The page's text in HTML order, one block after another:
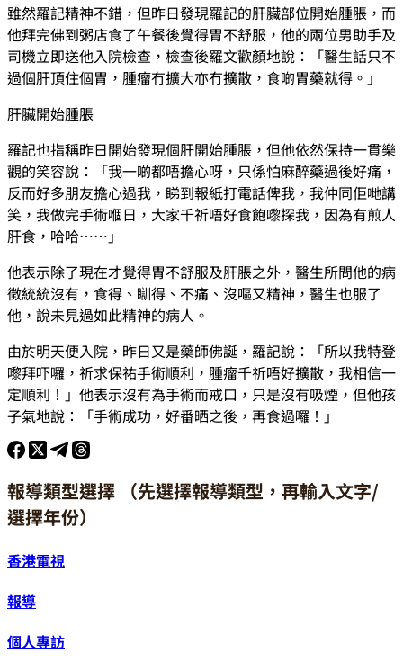
雖然羅記精神不錯，但昨日發現羅記的肝臟部位開始腫脹，而
他拜完佛到粥店食了午餐後覺得胃不舒服，他的兩位男助手及
司機立即送他入院檢查，檢查後羅文歡顏地說：「醫生話只不
過個肝頂住個胃，腫瘤冇擴大亦冇擴散，食啲胃藥就得。」
肝臟開始腫脹
羅記也指稱昨日開始發現個肝開始腫脹，但他依然保持一貫樂
觀的笑容說：「我一啲都唔擔心呀，只係怕麻醉藥過後好痛，
反而好多朋友擔心過我，睇到報紙打電話俾我，我仲同佢哋講
笑，我做完手術嗰日，大家千祈唔好食飽嚟探我，因為有煎人
肝食，哈哈……」
他表示除了現在才覺得胃不舒服及肝脹之外，醫生所問他的病
徵統統沒有，食得、瞓得、不痛、沒嘔又精神，醫生也服了
他，說未見過如此精神的病人。
由於明天便入院，昨日又是藥師佛誕，羅記說：「所以我特登
嚟拜吓囉，祈求保祐手術順利，腫瘤千祈唔好擴散，我相信一
定順利！」他表示沒有為手術而戒口，只是沒有吸煙，但他孩
子氣地說：「手術成功，好番晒之後，再食過囉！」
報導類型選擇 （先選擇報導類型，再輸入文字/
選擇年份）
香港電視
報導
個人專訪